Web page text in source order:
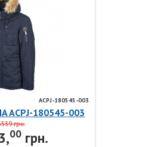
ACPJ-180545-003
ACPJ-180545-003
грн.
00грн.